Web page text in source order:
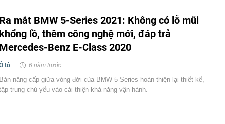
Ra mắt BMW 5-Series 2021: Không có lỗ mũi
khổng lồ, thêm công nghệ mới, đáp trả
Mercedes-Benz E-Class 2020
Ô tô 6 năm trước
Bản nâng cấp giữa vòng đời của BMW 5-Series hoàn thiện lại thiết kế,
tập trung chủ yếu vào cải thiện khả năng vận hành.